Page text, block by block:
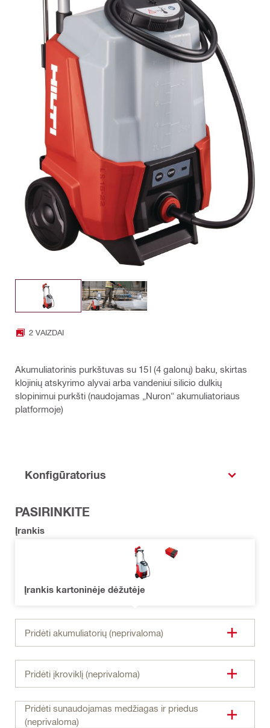
2 VAIZDAI
Akumuliatorinis purkštuvas su 15 l (4 galonų) baku, skirtas
klojinių atskyrimo alyvai arba vandeniui silicio dulkių
slopinimui purkšti (naudojamas „Nuron“ akumuliatoriaus
platformoje)
Konfigūratorius
PASIRINKITE
Įrankis
Įrankis kartoninėje dėžutėje
Pridėti akumuliatorių (neprivaloma)
Pridėti įkroviklį (neprivaloma)
Pridėti sunaudojamas medžiagas ir priedus
(neprivaloma)